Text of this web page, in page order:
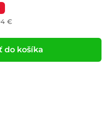
€
do košíka